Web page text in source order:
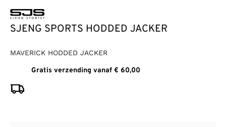
SJENG SPORTS HODDED JACKER
MAVERICK HODDED JACKER
Gratis verzending vanaf € 60,00